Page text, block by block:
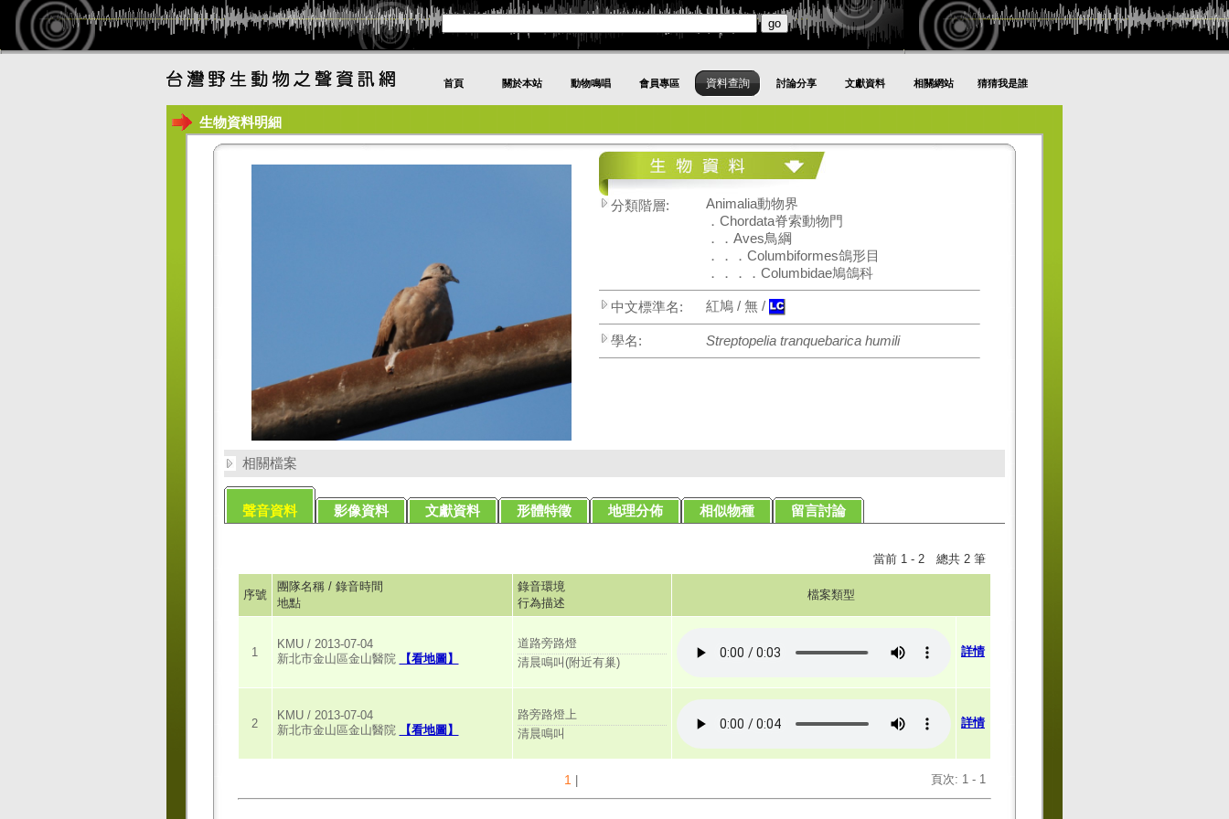
首頁 關於本站 動物鳴唱 會員專區 資料查詢 討論分享 文獻資料 相關網站 猜猜我是誰
生物資料明細
分類階層:
Animalia動物界
．Chordata脊索動物門
．．Aves鳥綱
．．．Columbiformes鴿形目
．．．．Columbidae鳩鴿科
中文標準名: 紅鳩 / 無 /
學名: Streptopelia tranquebarica humili
相關檔案
聲音資料 影像資料 文獻資料 形體特徵 地理分佈 相似物種 留言討論
當前 1 - 2 總共 2 筆
序號
團隊名稱 / 錄音時間
地點
錄音環境
行為描述
檔案類型
1
KMU / 2013-07-04
新北市金山區金山醫院
【看地圖】
道路旁路燈
清晨鳴叫(附近有巢)
詳情
2
KMU / 2013-07-04
新北市金山區金山醫院
【看地圖】
路旁路燈上
清晨鳴叫
詳情
1| 頁次: 1 - 1